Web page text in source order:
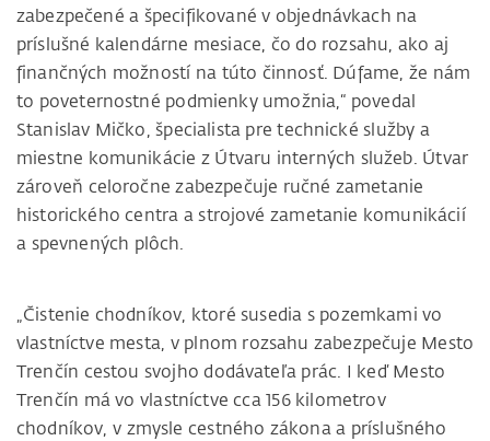
zabezpečené a špecifikované v objednávkach na
príslušné kalendárne mesiace, čo do rozsahu, ako aj
finančných možností na túto činnosť. Dúfame, že nám
to poveternostné podmienky umožnia,“ povedal
Stanislav Mičko, špecialista pre technické služby a
miestne komunikácie z Útvaru interných služeb. Útvar
zároveň celoročne zabezpečuje ručné zametanie
historického centra a strojové zametanie komunikácií
a spevnených plôch.
„Čistenie chodníkov, ktoré susedia s pozemkami vo
vlastníctve mesta, v plnom rozsahu zabezpečuje Mesto
Trenčín cestou svojho dodávateľa prác. I keď Mesto
Trenčín má vo vlastníctve cca 156 kilometrov
chodníkov, v zmysle cestného zákona a príslušného